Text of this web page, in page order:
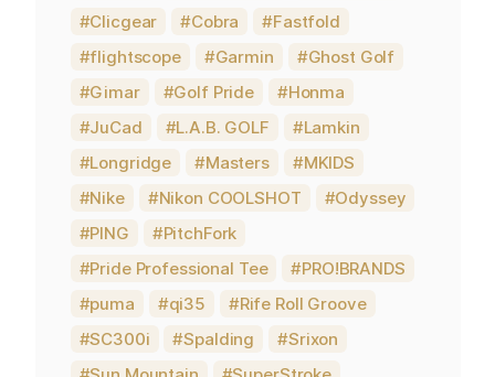
Clicgear
Cobra
Fastfold
flightscope
Garmin
Ghost Golf
Gimar
Golf Pride
Honma
JuCad
L.A.B. GOLF
Lamkin
Longridge
Masters
MKIDS
Nike
Nikon COOLSHOT
Odyssey
PING
PitchFork
Pride Professional Tee
PRO!BRANDS
puma
qi35
Rife Roll Groove
SC300i
Spalding
Srixon